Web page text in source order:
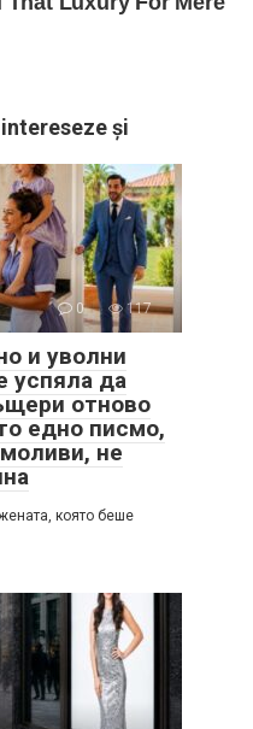
și
0 117
и уволни
успяла да
отново
едно писмо,
не
която беше